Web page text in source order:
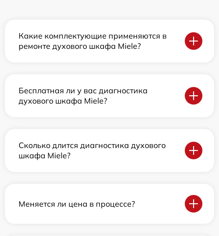
Какие комплектующие применяются в
ремонте духового шкафа Miele?
Бесплатная ли у вас диагностика
духового шкафа Miele?
Сколько длится диагностика духового
шкафа Miele?
Меняется ли цена в процессе?